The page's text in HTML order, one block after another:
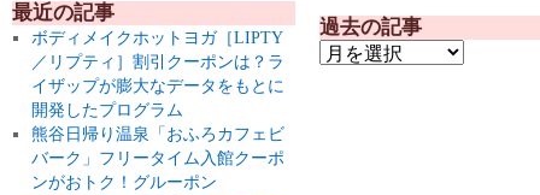
最近の記事
ボディメイクホットヨガ［LIPTY
／リプティ］割引クーポンは？ラ
イザップが膨大なデータをもとに
開発したプログラム
熊谷日帰り温泉「おふろカフェビ
バーク」フリータイム入館クーポ
ンがおトク！グルーポン
過去の記事